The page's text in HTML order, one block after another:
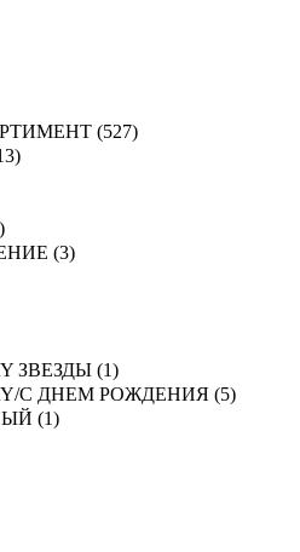
(527)
)
)
(3)
ЗВЕЗДЫ (1)
С ДНЕМ РОЖДЕНИЯ (5)
(1)